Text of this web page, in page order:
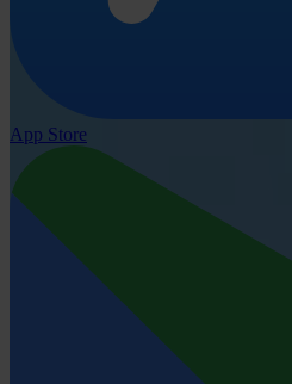
App Store